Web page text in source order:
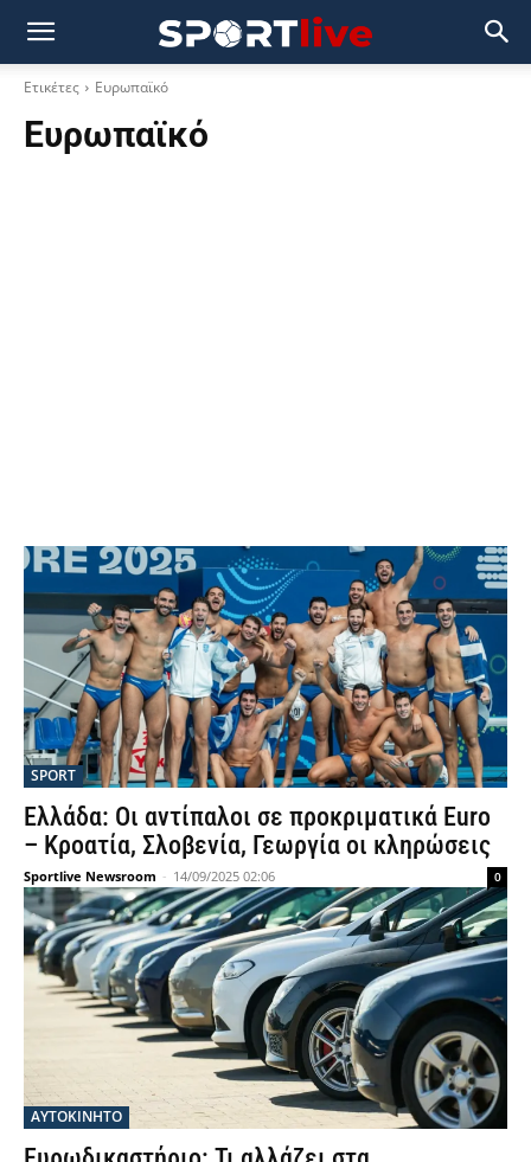
Ετικέτες Ευρωπαϊκό
Ευρωπαϊκό
SPORT
Ελλάδα: Οι αντίπαλοι σε προκριματικά Euro
– Κροατία, Σλοβενία, Γεωργία οι κληρώσεις
Sportlive Newsroom - 14/09/2025 02:06 0
ΑΥΤΟΚΙΝΗΤΟ